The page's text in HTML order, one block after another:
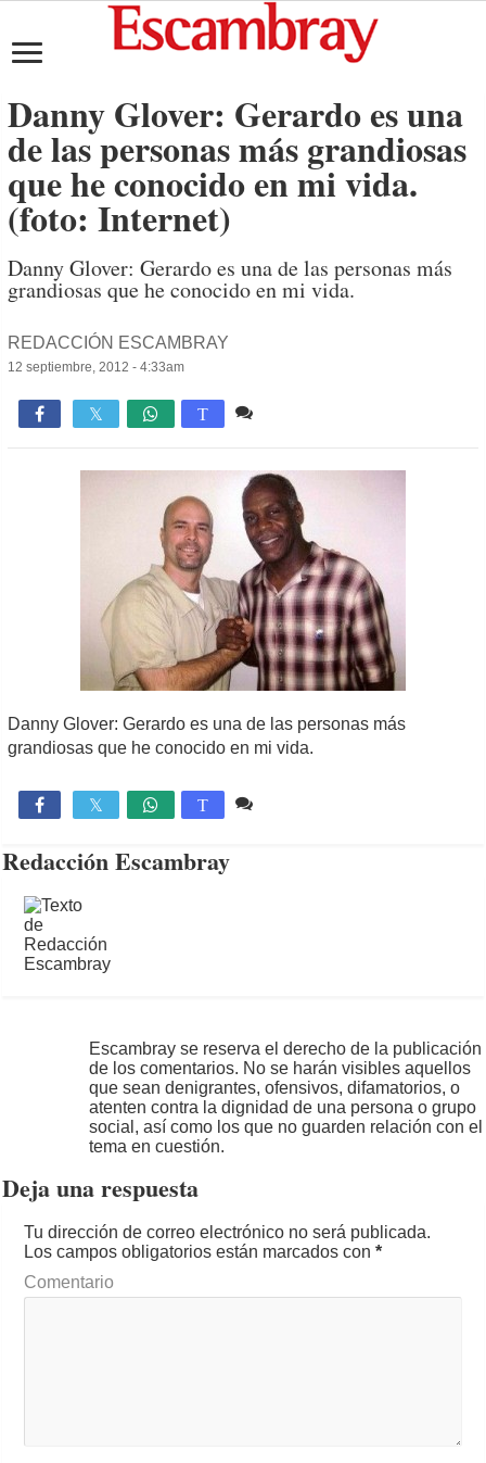
Danny Glover: Gerardo es una
de las personas más grandiosas
que he conocido en mi vida.
(foto: Internet)
Danny Glover: Gerardo es una de las personas más
grandiosas que he conocido en mi vida.
REDACCIÓN ESCAMBRAY
12 septiembre, 2012 - 4:33am
 T
Danny Glover: Gerardo es una de las personas más
grandiosas que he conocido en mi vida.
 T
Redacción Escambray
Escambray se reserva el derecho de la publicación
de los comentarios. No se harán visibles aquellos
que sean denigrantes, ofensivos, difamatorios, o
atenten contra la dignidad de una persona o grupo
social, así como los que no guarden relación con el
tema en cuestión.
Deja una respuesta
Tu dirección de correo electrónico no será publicada.
Los campos obligatorios están marcados con*
Comentario